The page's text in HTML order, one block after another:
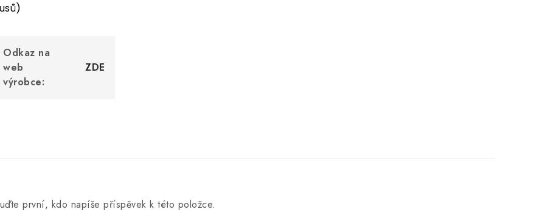
Odkaz na
web
výrobce:
ZDE
první, kdo napíše příspěvek k této položce.